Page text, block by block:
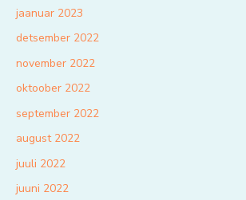
jaanuar 2023
detsember 2022
november 2022
oktoober 2022
september 2022
august 2022
juuli 2022
juuni 2022